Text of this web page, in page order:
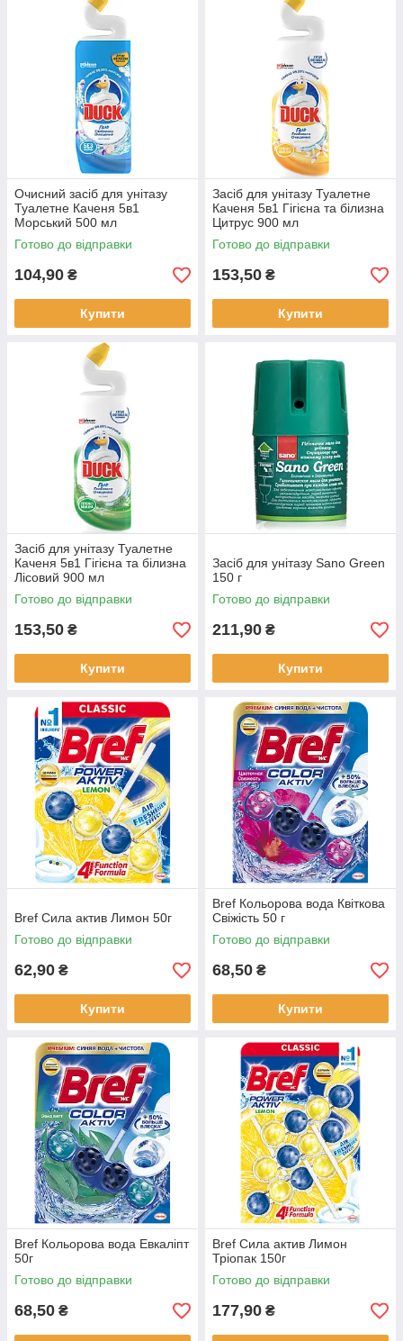
Очисний засіб для унітазу
Туалетне Каченя 5в1
Морський 500 мл
Готово до відправки
104,90 ₴
Купити
Засіб для унітазу Туалетне
Каченя 5в1 Гігієна та білизна
Цитрус 900 мл
Готово до відправки
153,50 ₴
Купити
Засіб для унітазу Туалетне
Каченя 5в1 Гігієна та білизна
Лісовий 900 мл
Готово до відправки
153,50 ₴
Купити
Засіб для унітазу Sano Green
150 г
Готово до відправки
211,90 ₴
Купити
Bref Сила актив Лимон 50г
Готово до відправки
62,90 ₴
Купити
Bref Кольорова вода Квіткова
Свіжість 50 г
Готово до відправки
68,50 ₴
Купити
Bref Кольорова вода Евкаліпт
50г
Готово до відправки
68,50 ₴
Bref Сила актив Лимон
Тріопак 150г
Готово до відправки
177,90 ₴